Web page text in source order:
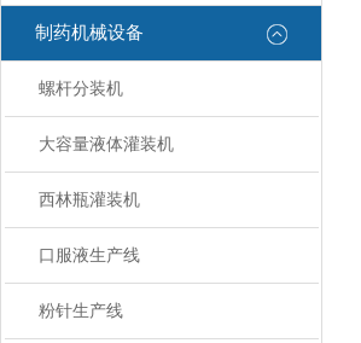
制药机械设备
螺杆分装机
大容量液体灌装机
西林瓶灌装机
口服液生产线
粉针生产线